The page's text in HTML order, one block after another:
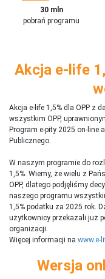
30 mln
pobrań programu
Akcja e-life
Akcja e-life 1,5% dla OPP z
wszystkim OPP,
Program e-pity 2025 on-line
Publicznego.
W naszym programie do
1,5%. Wiemy, że wielu z
OPP, dlatego podjęliśmy
naszego programu
1,5% podatku za 2025 rok.
użytkownicy przekazali już
organizacji.
Więcej informacji na www.e-
Wersja